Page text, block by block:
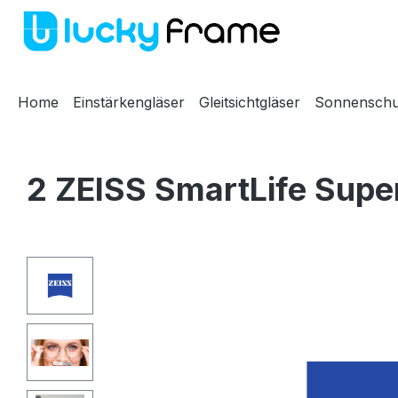
Hauptinhalt springen
Zur Suche springen
Zur Hauptnavigation springen
Home Einstärkengläser Gleitsichtgläser
2 ZEISS SmartLife